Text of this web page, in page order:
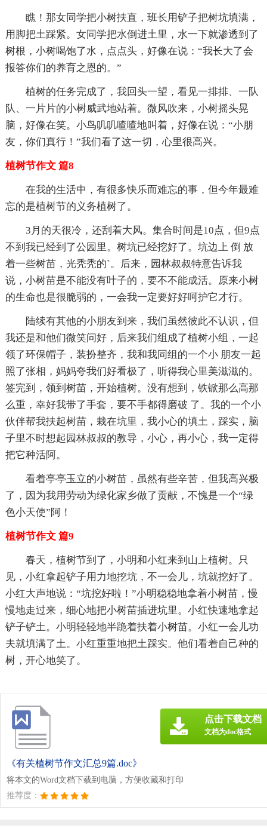
瞧！那女同学把小树扶直，班长用铲子把树坑填满，
用脚把土踩紧。女同学把水倒进土里，水一下就渗透到了
树根，小树喝饱了水，点点头，好像在说：“我长大了会
报答你们的养育之恩的。”
植树的任务完成了，我回头一望，看见一排排、一队
队、一片片的小树威武地站着。微风吹来，小树摇头晃
脑，好像在笑。小鸟叽叽喳喳地叫着，好像在说：“小朋
友，你们真行！”我们看了这一切，心里很高兴。
植树节作文 篇8
在我的生活中，有很多快乐而难忘的事，但今年最难
忘的是植树节的义务植树了。
3月的天很冷，还刮着大风。集合时间是10点，但9点
不到我已经到了公园里。树坑已经挖好了。坑边上 倒 放
着一些树苗，光秃秃的`。后来，园林叔叔特意告诉我
说，小树苗是不能没有叶子的，要不不能成活。原来小树
的生命也是很脆弱的，一会我一定要好好呵护它才行。
陆续有其他的小朋友到来，我们虽然彼此不认识，但
我还是和他们微笑问好，后来我们组成了植树小组，一起
领了环保帽子，装扮整齐，我和我同组的一个小 朋友一起
照了张相，妈妈夸我们好看极了，听得我心里美滋滋的。
签完到，领到树苗，开始植树。没有想到，铁锨那么高那
么重，幸好我带了手套，要不手都得磨破 了。我的一个小
伙伴帮我扶起树苗，栽在坑里，我小心的填土，踩实，脑
子里不时想起园林叔叔的教导，小心，再小心，我一定得
把它种活阿。
看着亭亭玉立的小树苗，虽然有些辛苦，但我高兴极
了，因为我用劳动为绿化家乡做了贡献，不愧是一个“绿
色小天使”阿！
植树节作文 篇9
春天，植树节到了，小明和小红来到山上植树。只
见，小红拿起铲子用力地挖坑，不一会儿，坑就挖好了。
小红大声地说：“坑挖好啦！”小明稳稳地拿着小树苗，慢
慢地走过来，细心地把小树苗插进坑里。小红快速地拿起
铲子铲土。小明轻轻地半跪着扶着小树苗。小红一会儿功
夫就填满了土。小红重重地把土踩实。他们看着自己种的
树，开心地笑了。
《有关植树节作文汇总9篇.doc》
将本文的Word文档下载到电脑，方便收藏和打印
推荐度：
点击下载文档
文档为doc格式